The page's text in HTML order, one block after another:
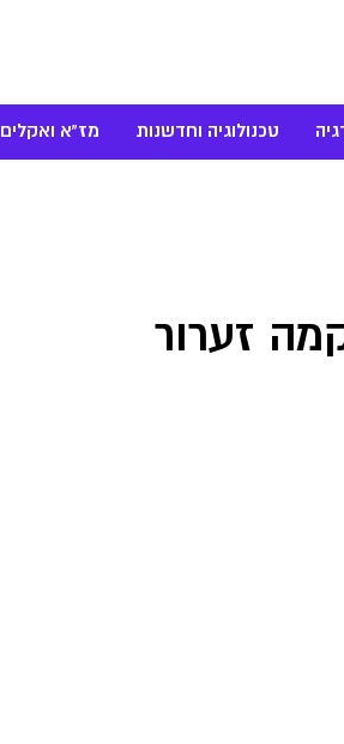
טכנולוגיה וחדשנות מז"א ואקלים
זערור